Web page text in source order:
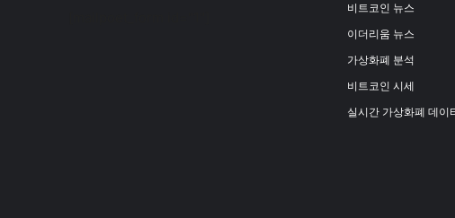
비트코인 뉴스
이더리움 뉴스
가상화폐 분석
비트코인 시세
실시간 가상화폐 데이